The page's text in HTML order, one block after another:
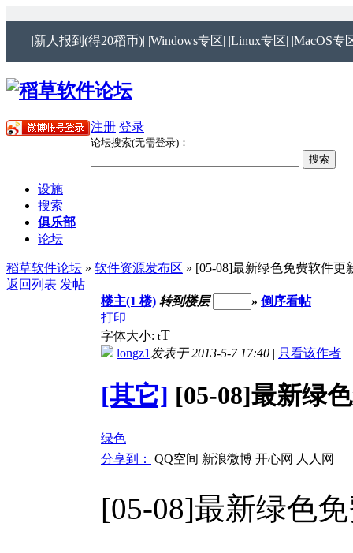
|新人报到(得20稻币)| |Windows专区| |Linux专区| |MacOS专
注册 登录
论坛搜索(无需登录)：
设施
搜索
俱乐部
论坛
稻草软件论坛 » 软件资源发布区 » [05-08]最新绿色免费软件更
返回列表 发帖
楼主(1 楼) 转到楼层 » 倒序看帖
打印
字体大小: tT
longz1 发表于 2013-5-7 17:40 | 只看该作者
[其它] [05-08]最新绿
绿色
分享到：
QQ空间 新浪微博 开心网 人人网
[05-08]最新绿色